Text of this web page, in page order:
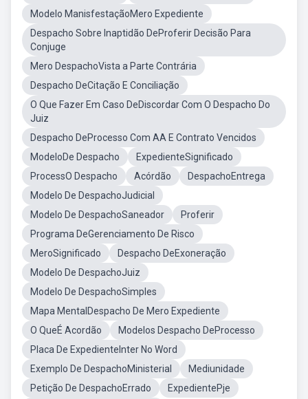
Modelo ManisfestaçãoMero Expediente
Despacho Sobre Inaptidão DeProferir Decisão Para
Conjuge
Mero DespachoVista a Parte Contrária
Despacho DeCitação E Conciliação
O Que Fazer Em Caso DeDiscordar Com O Despacho Do
Juiz
Despacho DeProcesso Com AA E Contrato Vencidos
ModeloDe Despacho
ExpedienteSignificado
ProcessO Despacho
Acórdão
DespachoEntrega
Modelo De DespachoJudicial
Modelo De DespachoSaneador
Proferir
Programa DeGerenciamento De Risco
MeroSignificado
Despacho DeExoneração
Modelo De DespachoJuiz
Modelo De DespachoSimples
Mapa MentalDespacho De Mero Expediente
O QueÉ Acordão
Modelos Despacho DeProcesso
Placa De ExpedienteInter No Word
Exemplo De DespachoMinisterial
Mediunidade
Petição De DespachoErrado
ExpedientePje